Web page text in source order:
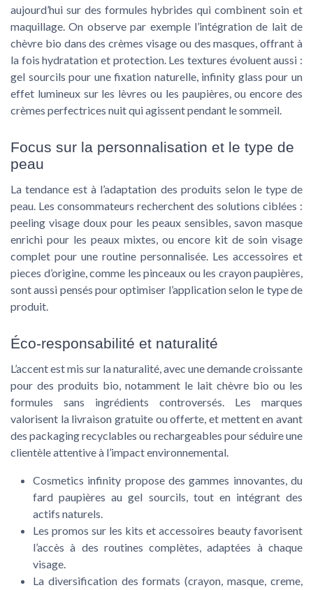
aujourd’hui sur des formules hybrides qui combinent soin et
maquillage. On observe par exemple l’intégration de lait de
chèvre bio dans des crèmes visage ou des masques, offrant à
la fois hydratation et protection. Les textures évoluent aussi :
gel sourcils pour une fixation naturelle, infinity glass pour un
effet lumineux sur les lèvres ou les paupières, ou encore des
crèmes perfectrices nuit qui agissent pendant le sommeil.
Focus sur la personnalisation et le type de
peau
La tendance est à l’adaptation des produits selon le type de
peau. Les consommateurs recherchent des solutions ciblées :
peeling visage doux pour les peaux sensibles, savon masque
enrichi pour les peaux mixtes, ou encore kit de soin visage
complet pour une routine personnalisée. Les accessoires et
pieces d’origine, comme les pinceaux ou les crayon paupières,
sont aussi pensés pour optimiser l’application selon le type de
produit.
Éco-responsabilité et naturalité
L’accent est mis sur la naturalité, avec une demande croissante
pour des produits bio, notamment le lait chèvre bio ou les
formules sans ingrédients controversés. Les marques
valorisent la livraison gratuite ou offerte, et mettent en avant
des packaging recyclables ou rechargeables pour séduire une
clientèle attentive à l’impact environnemental.
Cosmetics infinity propose des gammes innovantes, du
fard paupières au gel sourcils, tout en intégrant des
actifs naturels.
Les promos sur les kits et accessoires beauty favorisent
l’accès à des routines complètes, adaptées à chaque
visage.
La diversification des formats (crayon, masque, creme,